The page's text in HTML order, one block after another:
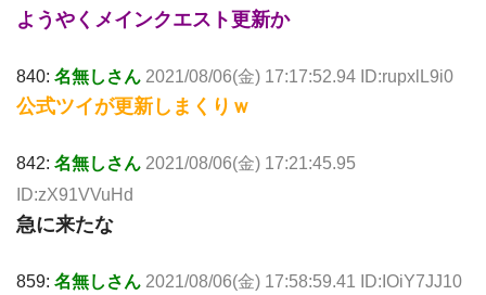
ようやくメインクエスト更新か
840: 名無しさん 2021/08/06(金) 17:17:52.94 ID:rupxlL9i0
公式ツイが更新しまくりｗ
842: 名無しさん 2021/08/06(金) 17:21:45.95
ID:zX91VVuHd
急に来たな
859: 名無しさん 2021/08/06(金) 17:58:59.41 ID:IOiY7JJ10